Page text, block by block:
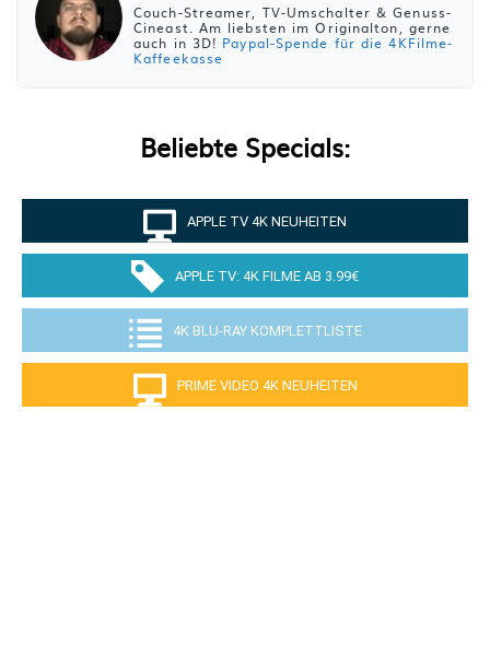
Couch-Streamer, TV-Umschalter & Genuss-
Cineast. Am liebsten im Originalton, gerne
auch in 3D! Paypal-Spende für die 4KFilme-
Kaffeekasse
Beliebte Specials:
APPLE TV 4K NEUHEITEN
APPLE TV: 4K FILME AB 3.99€
4K BLU-RAY KOMPLETTLISTE
PRIME VIDEO 4K NEUHEITEN